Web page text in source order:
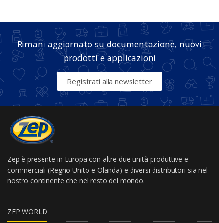
Rimani aggiornato su documentazione, nuovi
prodotti e applicazioni
Registrati alla newsletter
Zep è presente in Europa con altre due unità produttive e
commerciali (Regno Unito e Olanda) e diversi distributori sia nel
nostro continente che nel resto del mondo.
ZEP WORLD